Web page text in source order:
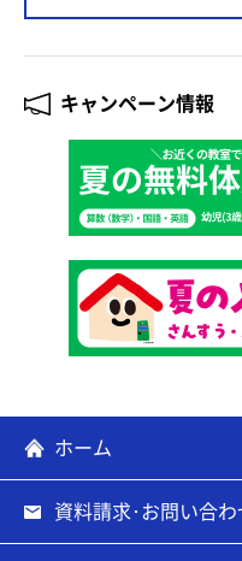
キャンペーン情報
ホーム
資料請求･お問い合わ